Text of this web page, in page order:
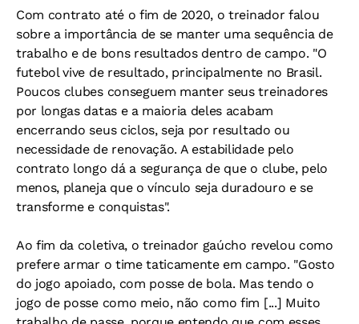
Com contrato até o fim de 2020, o treinador falou
sobre a importância de se manter uma sequência de
trabalho e de bons resultados dentro de campo. "O
futebol vive de resultado, principalmente no Brasil.
Poucos clubes conseguem manter seus treinadores
por longas datas e a maioria deles acabam
encerrando seus ciclos, seja por resultado ou
necessidade de renovação. A estabilidade pelo
contrato longo dá a segurança de que o clube, pelo
menos, planeja que o vínculo seja duradouro e se
transforme e conquistas".
Ao fim da coletiva, o treinador gaúcho revelou como
prefere armar o time taticamente em campo. "Gosto
do jogo apoiado, com posse de bola. Mas tendo o
jogo de posse como meio, não como fim [...] Muito